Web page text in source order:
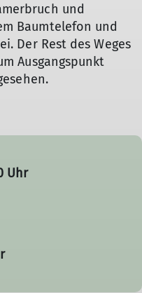
und
Baumtelefon und
Der Rest des Weges
Ausgangspunkt
Uhr